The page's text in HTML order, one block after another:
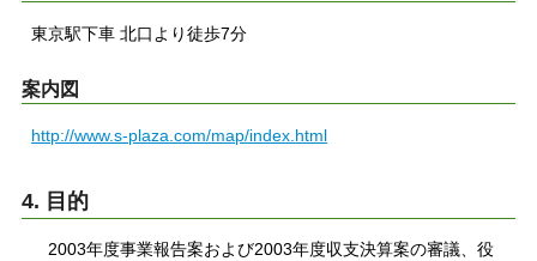
東京駅下車 北口より徒歩7分
案内図
http://www.s-plaza.com/map/index.html
4. 目的
2003年度事業報告案および2003年度収支決算案の審議、役